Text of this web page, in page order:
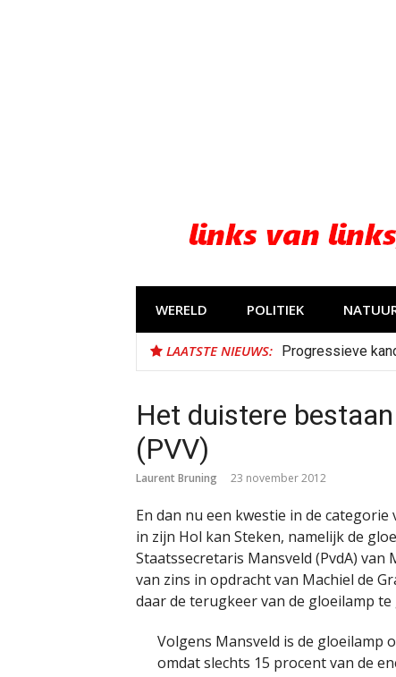
WERELD POLITIEK
LAATSTE NIEUWS: Progressieve
Het duistere
(PVV)
Laurent Bruning 23 november 2012
En dan nu een kwestie in de categorie
in zijn Hol kan Steken, namelijk de
Staatssecretaris Mansveld (PvdA) van
van zins in opdracht van Machiel de
daar de terugkeer van de gloeilamp
Volgens Mansveld is de gloeilamp
omdat slechts 15 procent van de